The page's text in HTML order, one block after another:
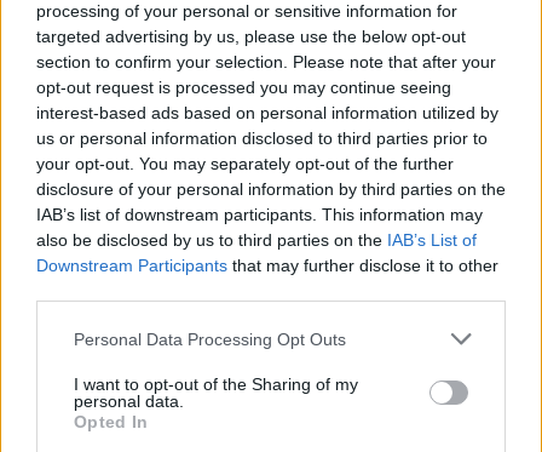
processing of your personal or sensitive information for
targeted advertising by us, please use the below opt-out
section to confirm your selection. Please note that after your
opt-out request is processed you may continue seeing
interest-based ads based on personal information utilized by
us or personal information disclosed to third parties prior to
your opt-out. You may separately opt-out of the further
disclosure of your personal information by third parties on the
IAB’s list of downstream participants. This information may
also be disclosed by us to third parties on the IAB’s List of
Downstream Participants that may further disclose it to other
Personal Data Processing Opt Outs
I want to opt-out of the Sharing of my
personal data.
Opted In
Minka 11. rész
T. szereti a fiatal lányokat 14. rész
nőknek, amikor segítséget kérnek?